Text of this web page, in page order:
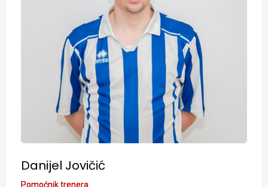
Danijel Jovičić
Pomoćnik trenera